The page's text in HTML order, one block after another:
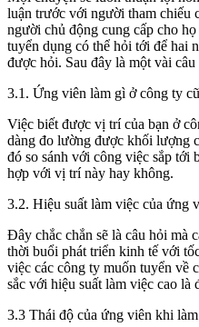
luận trước với người tham chiếu
người chủ động cung cấp cho
tuyển dụng có thể hỏi tới để hai
được hỏi. Sau đây là một vài
3.1. Ứng viên làm gì ở công ty
Việc biết được vị trí của bạn ở
dàng đo lường được khối lượng
đó so sánh với công việc sắp tới
hợp với vị trí này hay không.
3.2. Hiệu suất làm việc của ứng
Đây chắc chắn sẽ là câu hỏi mà
thời buổi phát triển kinh tế với
việc các công ty muốn tuyển về
sắc với hiệu suất làm việc cao là
3.3 Thái độ của ứng viên khi